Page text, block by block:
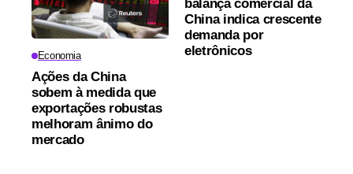
Economia
Ações da China
sobem à medida que
exportações robustas
melhoram ânimo do
mercado
balança comercial da
China indica crescente
demanda por
eletrônicos